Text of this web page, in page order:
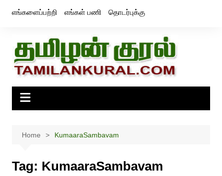
எங்களைப்பற்றி எங்கள் பணி தொடர்புக்கு
Home KumaaraSambavam
Tag: KumaaraSambavam